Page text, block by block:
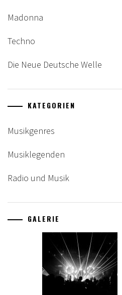
Madonna
Techno
Die Neue Deutsche Welle
KATEGORIEN
Musikgenres
Musiklegenden
Radio und Musik
GALERIE